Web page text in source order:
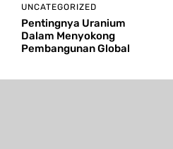
UNCATEGORIZED
Pentingnya Uranium
Dalam Menyokong
Pembangunan Global